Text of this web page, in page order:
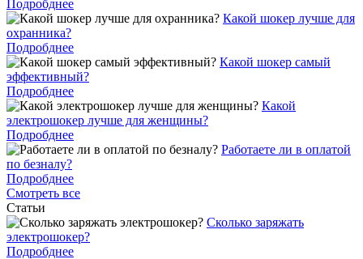
Подробднее
Какой шокер лучше для
охранника?
Подробднее
Какой шокер самый
эффективный?
Подробднее
Какой
электрошокер лучше для женщины?
Подробднее
Работаете ли в оплатой
по безналу?
Подробднее
Смотреть все
Статьи
Cколько заряжать
электрошокер?
Подробднее